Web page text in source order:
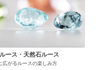
ース・天然石ルース
広がるルースの楽しみ方